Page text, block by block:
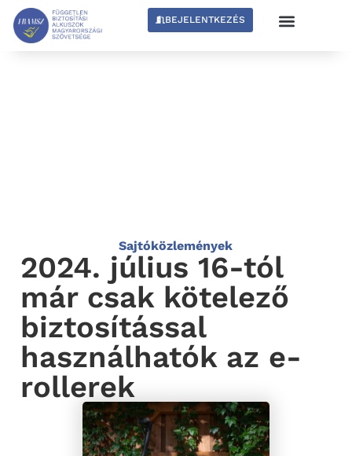
BEJELENTKEZÉS
Sajtóközlemények
2024. július 16-tól
már csak kötelező
biztosítással
használhatók az e-
rollerek